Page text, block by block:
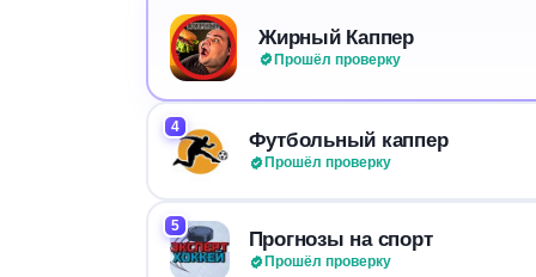
Жирный Каппер
Прошёл проверку
4
Футбольный каппер
Прошёл проверку
5
Прогнозы на спорт
Прошёл проверку